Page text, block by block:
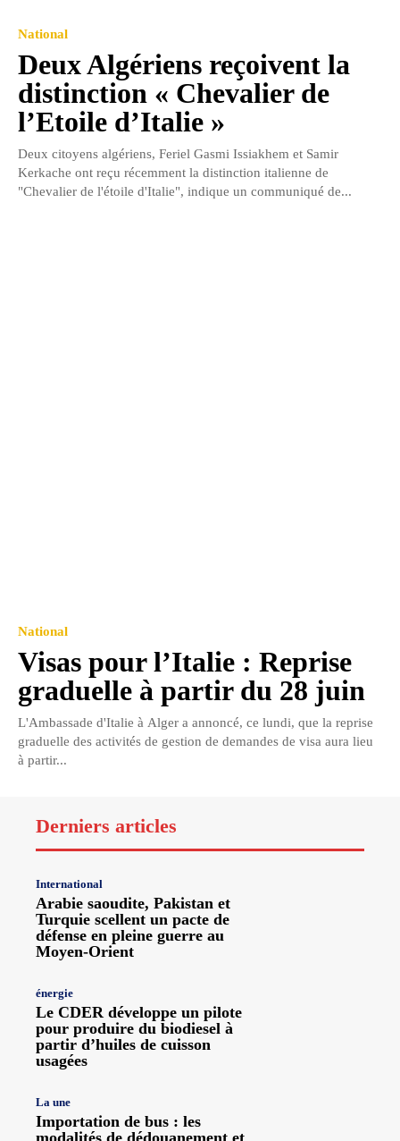
National
Deux Algériens reçoivent la
distinction « Chevalier de
l’Etoile d’Italie »
Deux citoyens algériens, Feriel Gasmi Issiakhem et Samir
Kerkache ont reçu récemment la distinction italienne de
"Chevalier de l'étoile d'Italie", indique un communiqué de...
National
Visas pour l’Italie : Reprise
graduelle à partir du 28 juin
L'Ambassade d'Italie à Alger a annoncé, ce lundi, que la reprise
graduelle des activités de gestion de demandes de visa aura lieu
à partir...
Derniers articles
International
Arabie saoudite, Pakistan et
Turquie scellent un pacte de
défense en pleine guerre au
Moyen-Orient
énergie
Le CDER développe un pilote
pour produire du biodiesel à
partir d’huiles de cuisson
usagées
La une
Importation de bus : les